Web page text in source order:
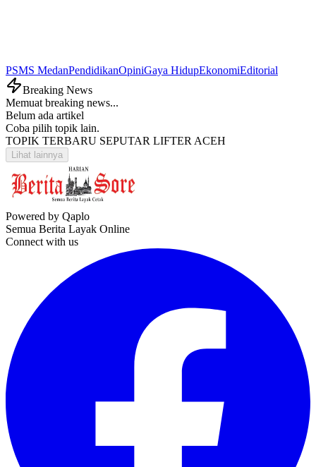
PSMS MedanPendidikanOpiniGaya HidupEkonomiEditorial
Breaking News
Memuat breaking news...
Belum ada artikel
Coba pilih topik lain.
TOPIK TERBARU SEPUTAR LIFTER ACEH
Lihat lainnya
Powered by Qaplo
Semua Berita Layak Online
Connect with us